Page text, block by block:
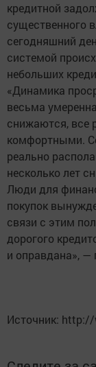
кредитной
существенного
сегодняшний
системой
небольших
«Динамика
весьма
снижаются, все
комфортными.
реально
несколько лет
Люди для
покупок
связи с этим
дорогого
и оправдана», —
Источник: